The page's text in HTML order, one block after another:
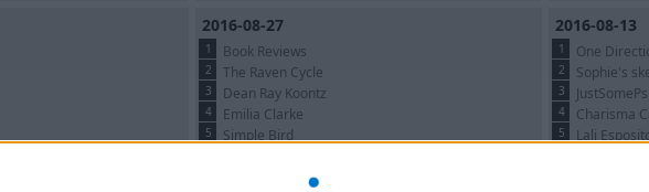
2016-08-27
1 Book Reviews
2 The Raven Cycle
3 Dean Ray Koontz
4 Emilia Clarke
5 Simple Bird
2016-08-13
1 One
2 Sophie's
3 JustSomePs
4 Charisma
5 Lali